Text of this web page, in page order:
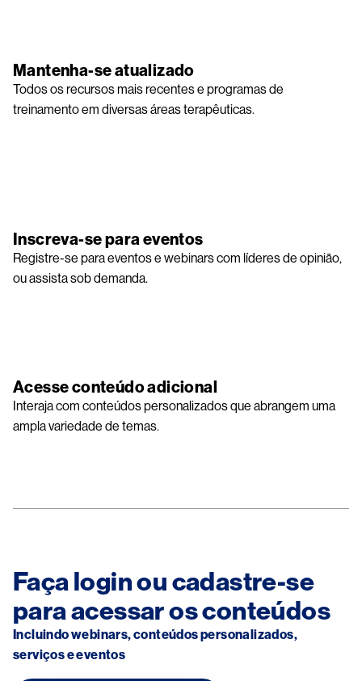
Mantenha-se atualizado
Todos os recursos mais recentes e programas de
treinamento em diversas áreas terapêuticas.
Inscreva-se para eventos
Registre-se para eventos e webinars com líderes de opinião,
ou assista sob demanda.
Acesse conteúdo adicional
Interaja com conteúdos personalizados que abrangem uma
ampla variedade de temas.
Faça login ou cadastre-se
para acessar os conteúdos
Incluindo webinars, conteúdos personalizados,
serviços e eventos